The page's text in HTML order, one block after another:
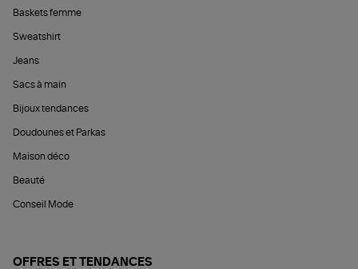
Baskets femme
Sweatshirt
Jeans
Sacs à main
Bijoux tendances
Doudounes et Parkas
Maison déco
Beauté
Conseil Mode
OFFRES ET TENDANCES